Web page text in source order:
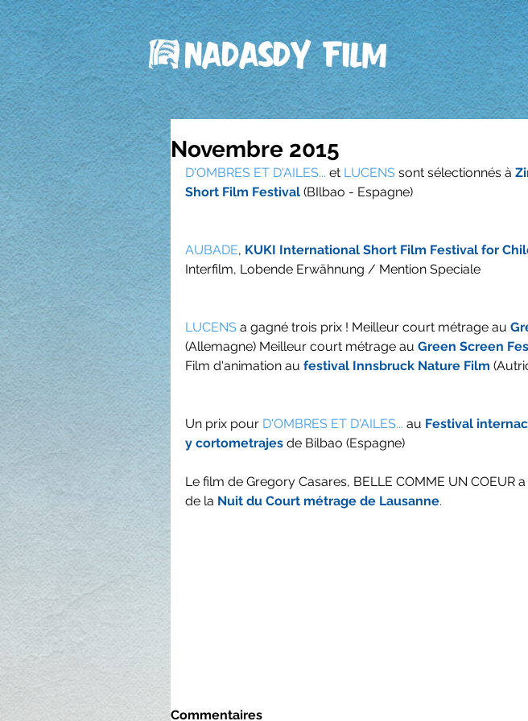
Novembre 2015
D'OMBRES ET D'AILES... et LUCENS sont sélectionnés à
Short Film Festival (BIlbao - Espagne)
AUBADE, KUKI International Short Film Festival for
Interfilm, Lobende Erwähnung / Mention Speciale
LUCENS a gagné trois prix ! Meilleur court métrage au
(Allemagne) Meilleur court métrage au Green Screen
Film d'animation au festival Innsbruck Nature Film
Un prix pour D'OMBRES ET D'AILES... au Festival
y cortometrajes de Bilbao (Espagne)
Le film de Gregory Casares, BELLE COMME UN COEUR
de la Nuit du Court métrage de Lausanne.
Commentaires